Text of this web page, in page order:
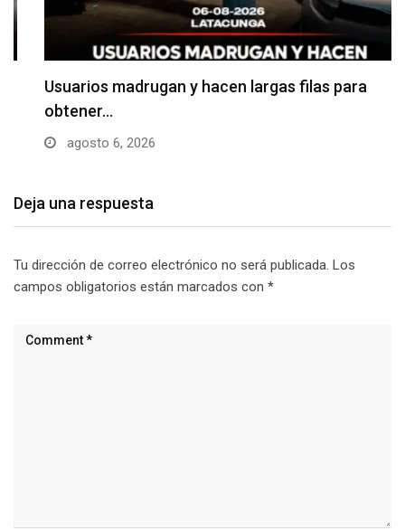
Usuarios madrugan y hacen largas filas para
obtener…
agosto 6, 2026
Deja una respuesta
Tu dirección de correo electrónico no será publicada. Los
campos obligatorios están marcados con *